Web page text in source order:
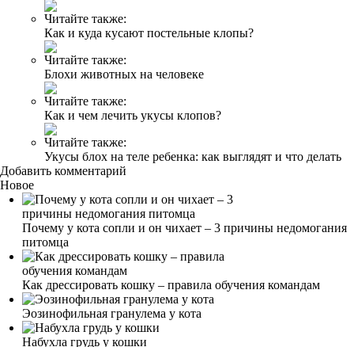
Читайте также:
Как и куда кусают постельные клопы?
Читайте также:
Блохи животных на человеке
Читайте также:
Как и чем лечить укусы клопов?
Читайте также:
Укусы блох на теле ребенка: как выглядят и что делать
Добавить комментарий
Новое
Почему у кота сопли и он чихает – 3 причины недомогания
питомца
Как дрессировать кошку – правила обучения командам
Эозинофильная гранулема у кота
Набухла грудь у кошки